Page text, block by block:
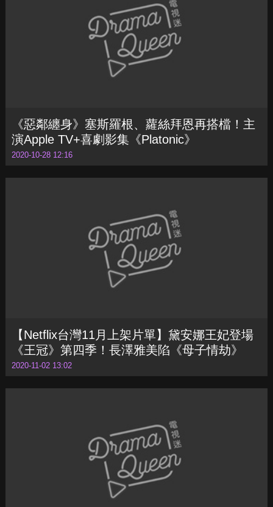
《惡鄰纏身》塞斯羅根、蘿絲拜恩再搭檔！主
演Apple TV+喜劇影集《Platonic》
2020-10-28 12:16
【Netflix台灣11月上架片單】黛安娜王妃登場
《王冠》第四季！長澤雅美陷《母子情劫》
2020-11-02 13:02